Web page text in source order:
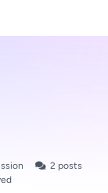
2 posts